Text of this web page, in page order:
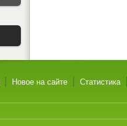
Новое на сайте Статистика